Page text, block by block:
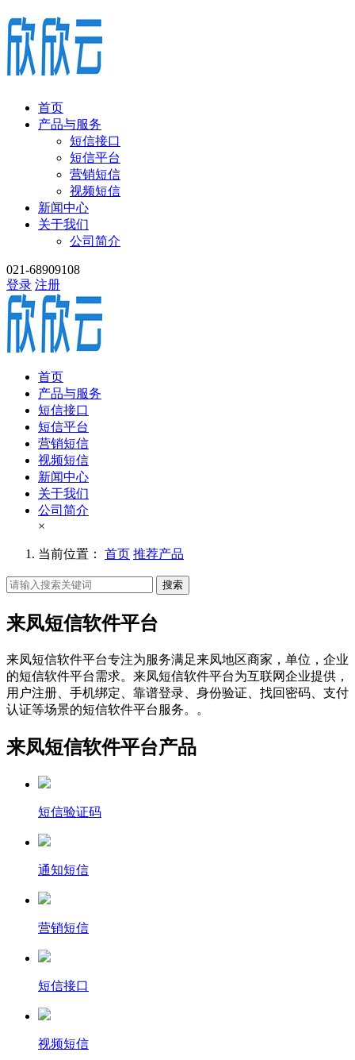
首页
产品与服务
短信接口
短信平台
营销短信
视频短信
新闻中心
关于我们
公司简介
021-68909108
登录 注册
首页
产品与服务
短信接口
短信平台
营销短信
视频短信
新闻中心
关于我们
公司简介
×
当前位置： 首页 推荐产品
搜索
来凤短信软件平台
来凤短信软件平台专注为服务满足来凤地区商家，单位，企业
的短信软件平台需求。来凤短信软件平台为互联网企业提供，
用户注册、手机绑定、靠谱登录、身份验证、找回密码、支付
认证等场景的短信软件平台服务。。
来凤短信软件平台产品
短信验证码
通知短信
营销短信
短信接口
视频短信